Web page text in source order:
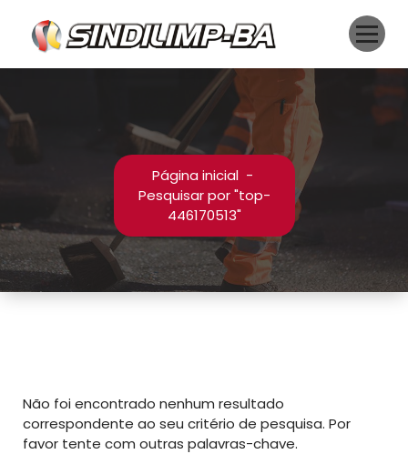
conteúdo
Página inicial-
Pesquisar por "top-
446170513"
Não foi encontrado nenhum resultado
correspondente ao seu critério de pesquisa. Por
favor tente com outras palavras-chave.